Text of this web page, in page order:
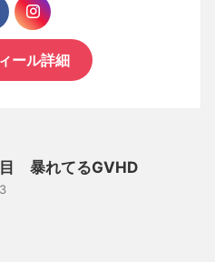
ール詳細
目 暴れてるGVHD